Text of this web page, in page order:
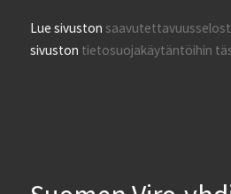
Lue sivuston
sivuston tietosuojakäytäntöihin